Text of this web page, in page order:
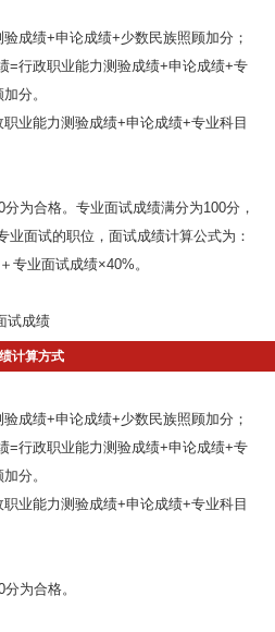
成绩+申论成绩+少数民族照顾加分；
=行政职业能力测验成绩+申论成绩+专
分。
业能力测验成绩+申论成绩+专业科目
为合格。专业面试成绩满分为100分，
业面试的职位，面试成绩计算公式为：
专业面试成绩×40%。
试成绩
计算方式
成绩+申论成绩+少数民族照顾加分；
=行政职业能力测验成绩+申论成绩+专
分。
业能力测验成绩+申论成绩+专业科目
为合格。